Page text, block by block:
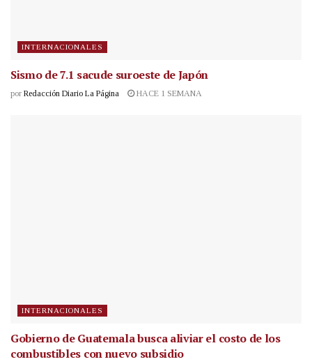
INTERNACIONALES
Sismo de 7.1 sacude suroeste de Japón
por Redacción Diario La Página HACE 1 SEMANA
INTERNACIONALES
Gobierno de Guatemala busca aliviar el costo de los
combustibles con nuevo subsidio